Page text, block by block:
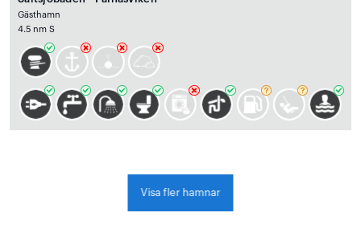
Gästhamn
4.5 nm S
Visa fler hamnar